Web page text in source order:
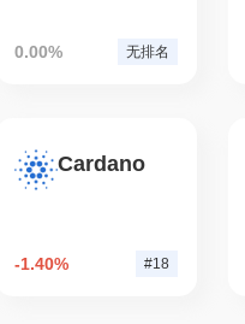
0.00% 无排名
Cardano
-1.40% #18